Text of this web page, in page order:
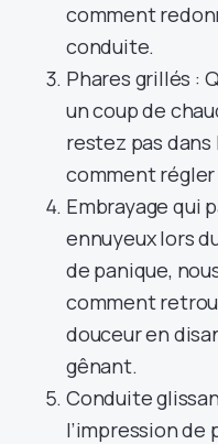
comment
conduite.
Phares grillés :
un coup de
restez pas
comment
Embrayage qui
ennuyeux lors
de panique,
comment
douceur en
gênant.
Conduite
l’impression de